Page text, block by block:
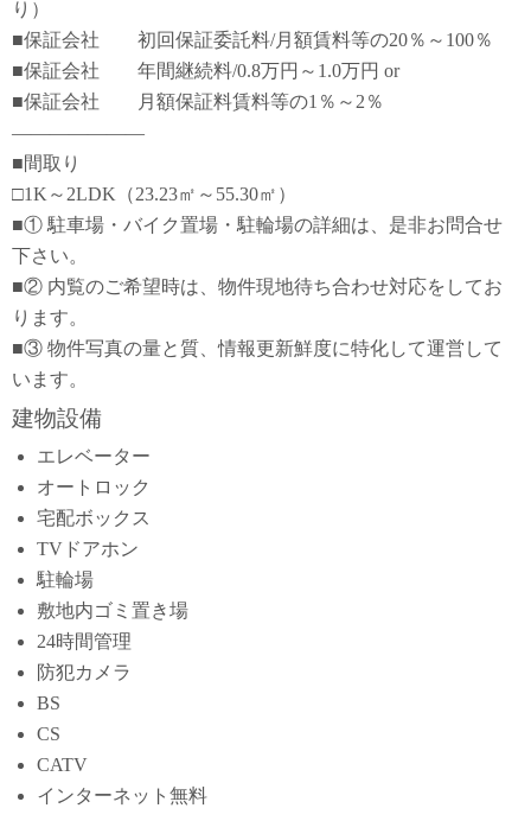
り）
■保証会社 初回保証委託料/月額賃料等の20％～100％
■保証会社 年間継続料/0.8万円～1.0万円 or
■保証会社 月額保証料賃料等の1％～2％
―――――――
■間取り
□1K～2LDK（23.23㎡～55.30㎡）
■① 駐車場・バイク置場・駐輪場の詳細は、是非お問合せ
下さい。
■② 内覧のご希望時は、物件現地待ち合わせ対応をしてお
ります。
■③ 物件写真の量と質、情報更新鮮度に特化して運営して
います。
建物設備
エレベーター
オートロック
宅配ボックス
TVドアホン
駐輪場
敷地内ゴミ置き場
24時間管理
防犯カメラ
BS
CS
CATV
インターネット無料